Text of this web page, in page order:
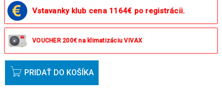
okrem víkendov a sviatkov.
Vstavanky klub cena 1164€ po registrácii.
VOUCHER 200€ na klimatizáciu VIVAX
PRIDAŤ DO KOŠÍKA